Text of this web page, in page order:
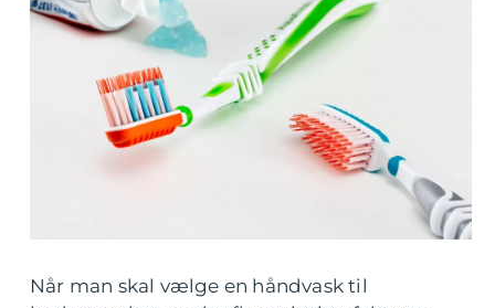
Når man skal vælge en håndvask til